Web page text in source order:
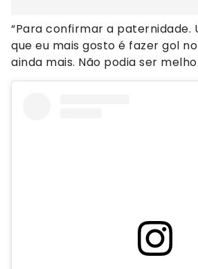
“Para confirmar a paternidade.
que eu mais gosto é fazer gol
ainda mais. Não podia ser